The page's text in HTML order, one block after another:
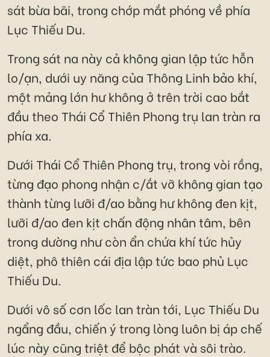
sát bừa bãi, trong chớp mắt phóng về phía
Lục Thiếu Du.
Trong sát na này cả không gian lập tức hỗn
lo/ạn, dưới uy năng của Thông Linh bảo khí,
một mảng lớn hư không ở trên trời cao bắt
đầu theo Thái Cổ Thiên Phong trụ lan tràn ra
phía xa.
Dưới Thái Cổ Thiên Phong trụ, trong vòi rồng,
từng đạo phong nhận c/ắt vỡ không gian tạo
thành từng lưỡi đ/ao bằng hư không đen kịt,
lưỡi đ/ao đen kịt chấn động nhân tâm, bên
trong dường như còn ẩn chứa khí tức hủy
diệt, phô thiên cái địa lập tức bao phủ Lục
Thiếu Du.
Dưới vô số cơn lốc lan tràn tới, Lục Thiếu Du
ngẩng đầu, chiến ý trong lòng luôn bị áp chế
lúc này cũng triệt để bộc phát và sôi trào.